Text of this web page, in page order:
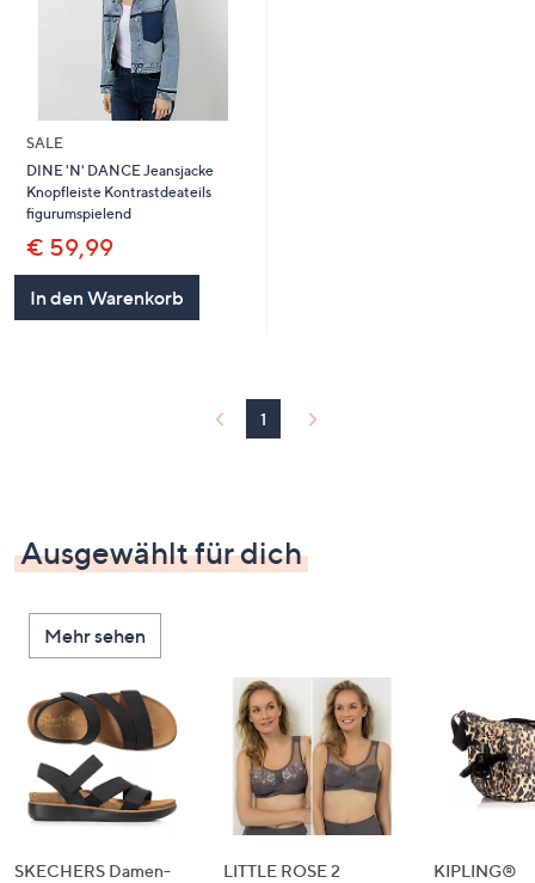
SALE
DINE 'N' DANCE Jeansjacke
Knopfleiste Kontrastdeateils
figurumspielend
€ 59,99
In den Warenkorb
1
Ausgewählt für dich
Mehr sehen
SKECHERS Damen-
LITTLE ROSE 2
KIPLING®